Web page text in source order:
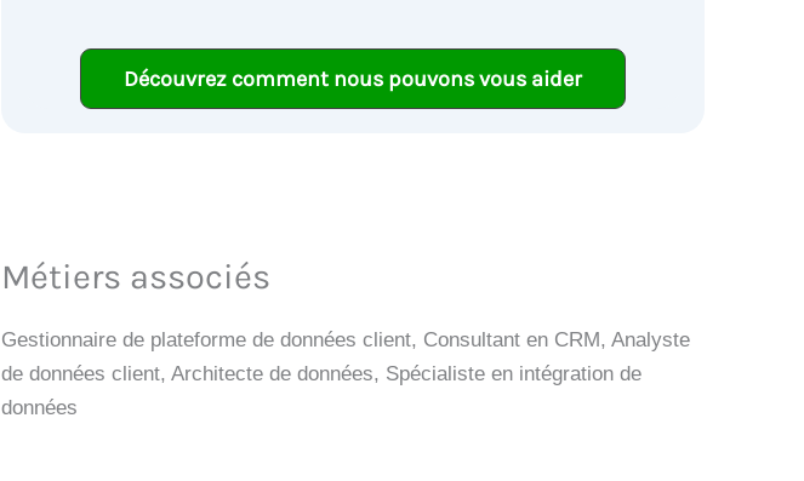
Découvrez comment nous pouvons vous aider
Métiers associés
Gestionnaire de plateforme de données client, Consultant en CRM, Analyste
de données client, Architecte de données, Spécialiste en intégration de
données